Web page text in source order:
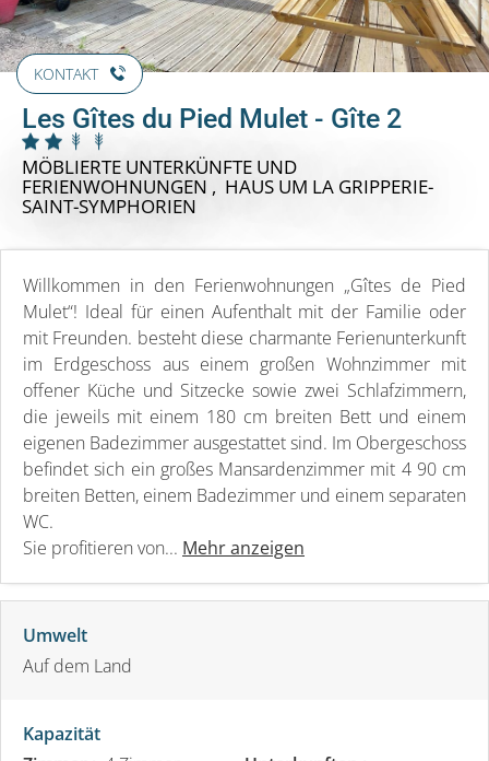
KONTAKT
Les Gîtes du Pied Mulet - Gîte 2
MÖBLIERTE UNTERKÜNFTE UND
FERIENWOHNUNGEN , HAUS UM LA GRIPPERIE-
SAINT-SYMPHORIEN
Willkommen in den Ferienwohnungen „Gîtes de Pied
Mulet“! Ideal für einen Aufenthalt mit der Familie oder
mit Freunden. besteht diese charmante Ferienunterkunft
im Erdgeschoss aus einem großen Wohnzimmer mit
offener Küche und Sitzecke sowie zwei Schlafzimmern,
die jeweils mit einem 180 cm breiten Bett und einem
eigenen Badezimmer ausgestattet sind. Im Obergeschoss
befindet sich ein großes Mansardenzimmer mit 4 90 cm
breiten Betten, einem Badezimmer und einem separaten
WC.
Sie profitieren von... Mehr anzeigen
Umwelt
Auf dem Land
Kapazität